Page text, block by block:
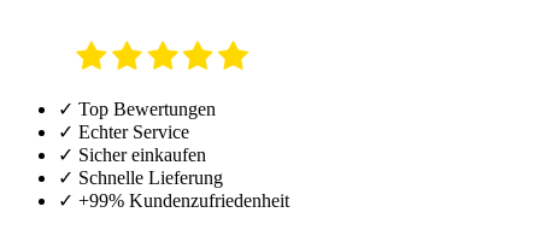
✓ Top Bewertungen
✓ Echter Service
✓ Sicher einkaufen
✓ Schnelle Lieferung
✓ +99% Kundenzufriedenheit